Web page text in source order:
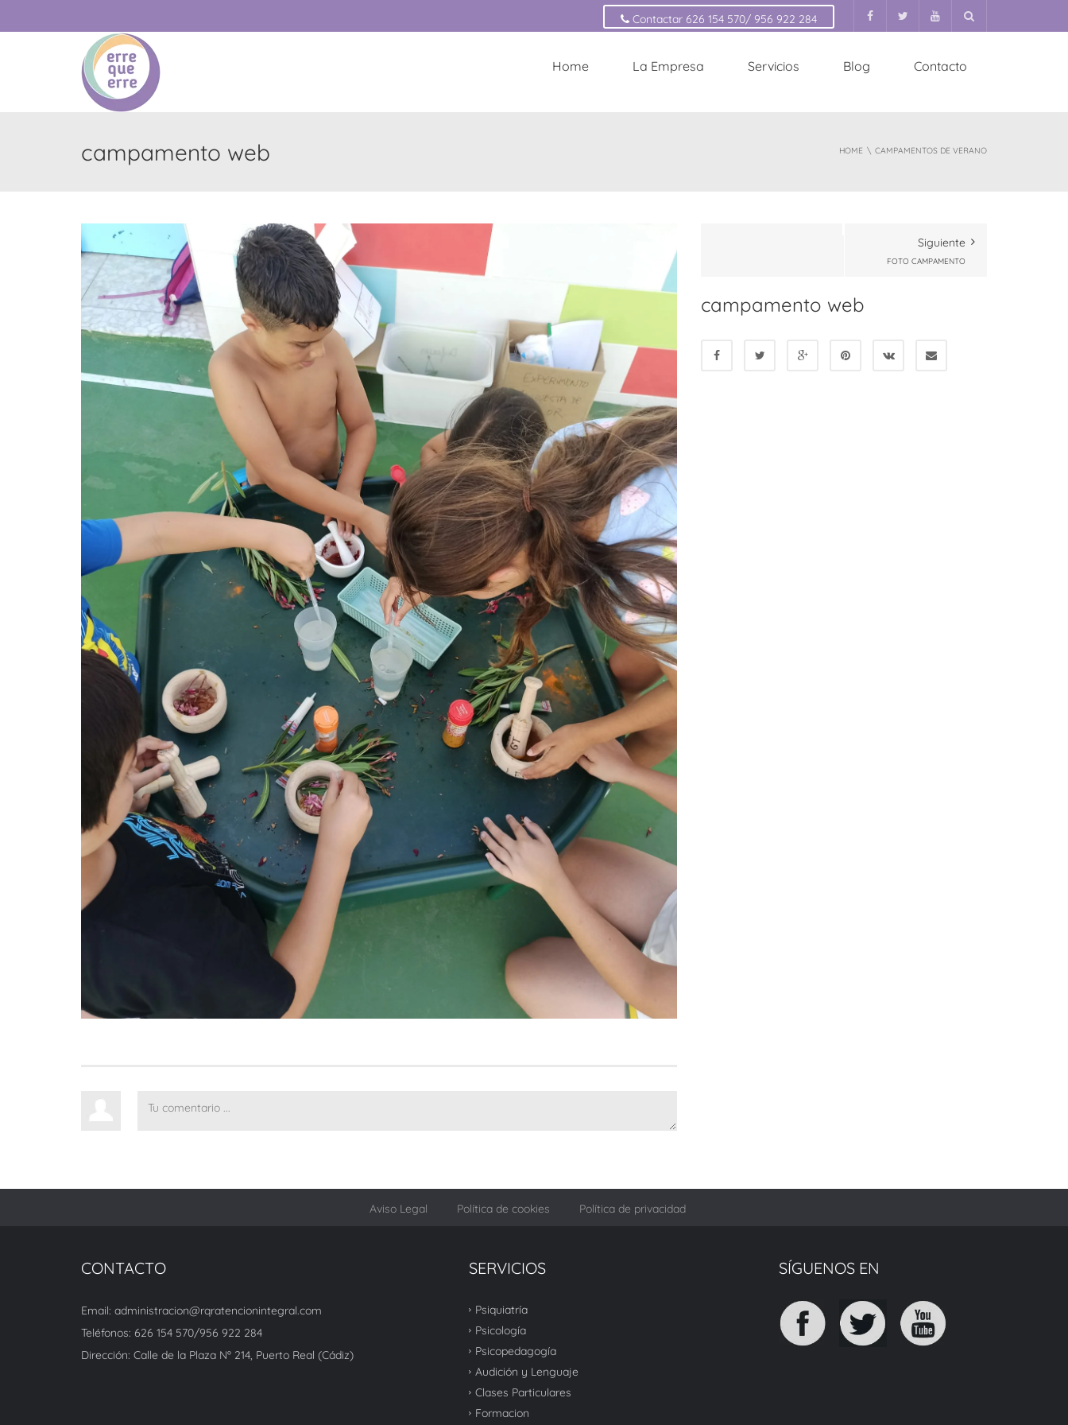
Contactar 626 154 570/ 956 922 284
Home La Empresa Servicios Blog Contacto
campamento web HOME CAMPAMENTOS DE VERANO
Siguiente
FOTO CAMPAMENTO
campamento web
Aviso Legal Política de cookies Política de privacidad
CONTACTO
Email: administracion@rqratencionintegral.com
Teléfonos: 626 154 570/956 922 284
Dirección: Calle de la Plaza Nº 214, Puerto Real (Cádiz)
SERVICIOS
Psiquiatría
Psicología
Psicopedagogía
Audición y Lenguaje
Clases Particulares
Formacion
SÍGUENOS EN